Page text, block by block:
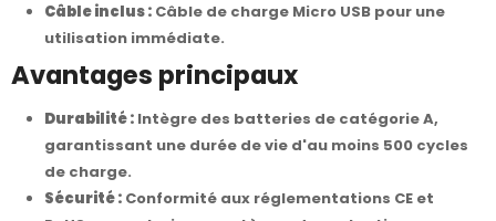
Câble inclus : Câble de charge Micro USB pour une
utilisation immédiate.
Avantages principaux
Durabilité : Intègre des batteries de catégorie A,
garantissant une durée de vie d'au moins 500 cycles
de charge.
Sécurité : Conformité aux réglementations CE et